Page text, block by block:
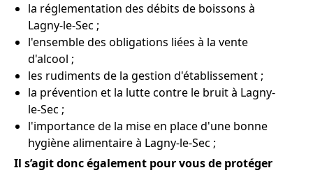
la réglementation des débits de boissons à
Lagny-le-Sec ;
l'ensemble des obligations liées à la vente
d'alcool ;
les rudiments de la gestion d'établissement ;
la prévention et la lutte contre le bruit à Lagny-
le-Sec ;
l'importance de la mise en place d'une bonne
hygiène alimentaire à Lagny-le-Sec ;
Il s’agit donc également pour vous de protéger